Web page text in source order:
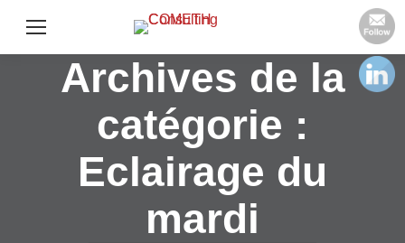
Archives de la
catégorie :
Eclairage du
mardi